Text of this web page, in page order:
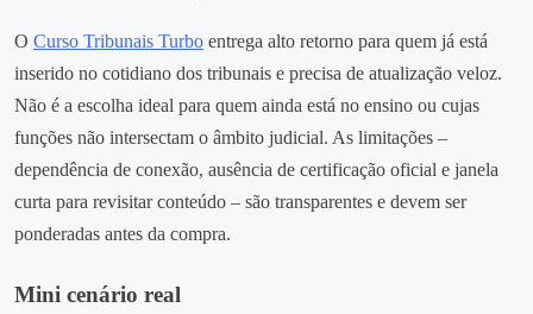
O Curso Tribunais Turbo entrega alto retorno para quem já está
inserido no cotidiano dos tribunais e precisa de atualização veloz.
Não é a escolha ideal para quem ainda está no ensino ou cujas
funções não intersectam o âmbito judicial. As limitações –
dependência de conexão, ausência de certificação oficial e janela
curta para revisitar conteúdo – são transparentes e devem ser
ponderadas antes da compra.
Mini cenário real